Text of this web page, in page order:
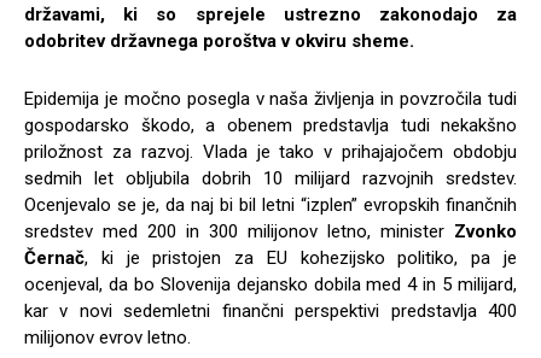
državami, ki so sprejele ustrezno zakonodajo za
odobritev državnega poroštva v okviru sheme.
Epidemija je močno posegla v naša življenja in povzročila tudi
gospodarsko škodo, a obenem predstavlja tudi nekakšno
priložnost za razvoj. Vlada je tako v prihajajočem obdobju
sedmih let obljubila dobrih 10 milijard razvojnih sredstev.
Ocenjevalo se je, da naj bi bil letni “izplen” evropskih finančnih
sredstev med 200 in 300 milijonov letno, minister Zvonko
Černač, ki je pristojen za EU kohezijsko politiko, pa je
ocenjeval, da bo Slovenija dejansko dobila med 4 in 5 milijard,
kar v novi sedemletni finančni perspektivi predstavlja 400
milijonov evrov letno.